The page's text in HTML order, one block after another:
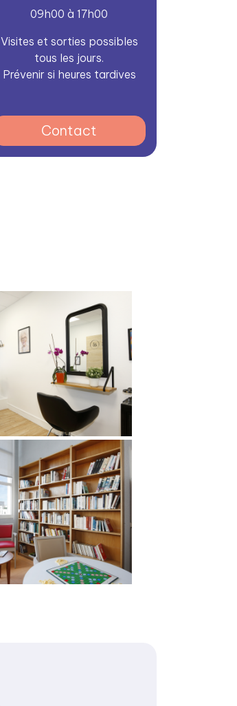
09h00 à 17h00
Visites et sorties possibles
tous les jours.
Prévenir si heures tardives
Contact